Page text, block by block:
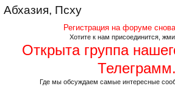
Абхазия, Псху
Регистрация на форуме
Хотите к нам присоединится,
Открыта группа
Телеграмм.
Где мы обсуждаем самые интересные